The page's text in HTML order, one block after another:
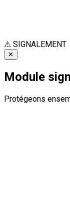
⚠ SIGNALEMENT
✕
Module
Protégeons